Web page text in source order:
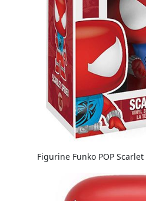
Figurine Funko POP